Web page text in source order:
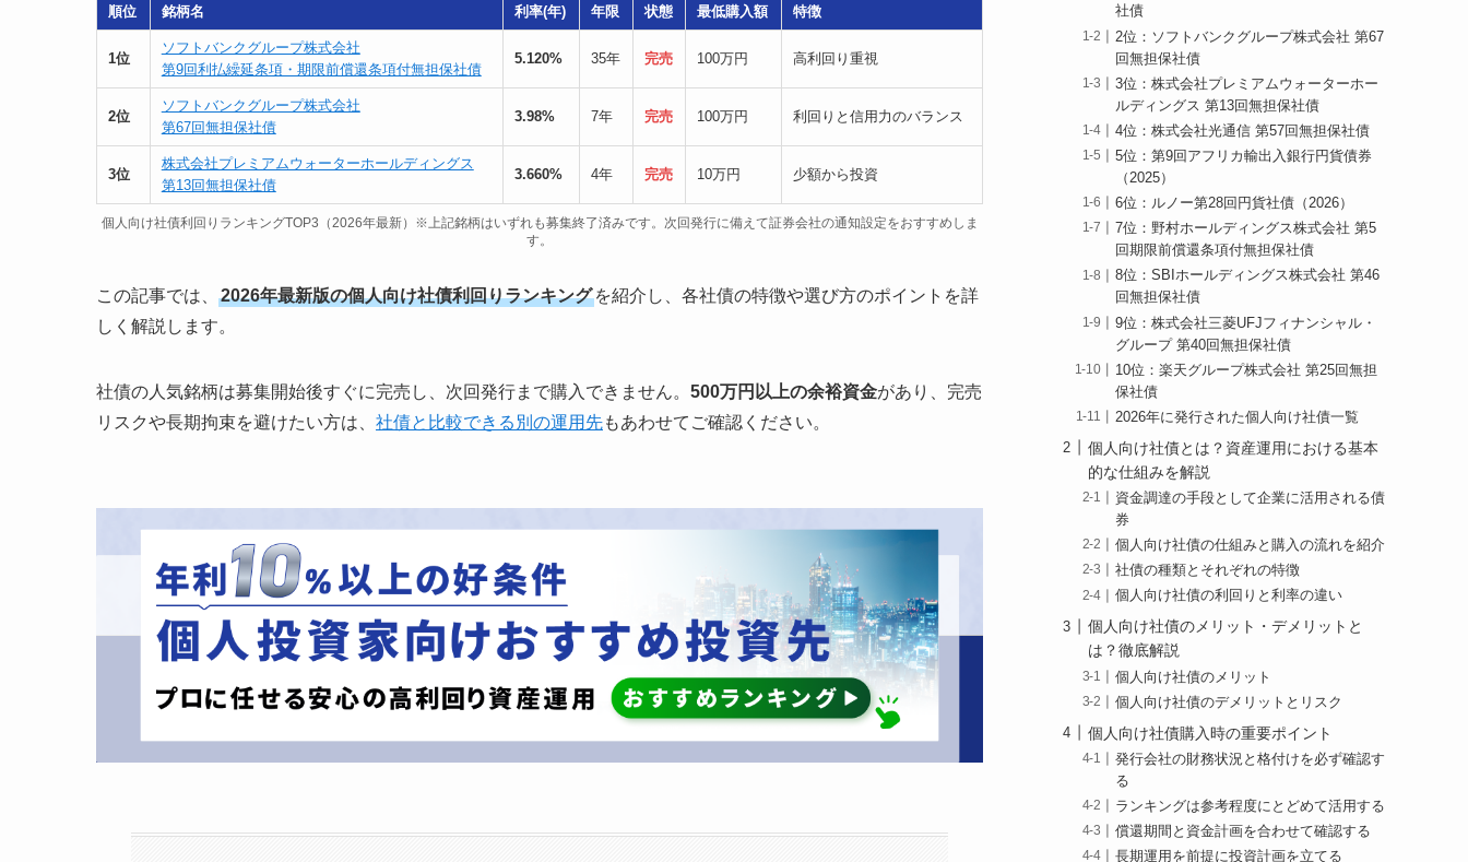
順位 銘柄名 利率(年) 年限 状態 最低購入額 特徴
1位
ソフトバンクグループ株式会社
第9回利払繰延条項・期限前償還条項付無担保社債
5.120% 35年 完売 100万円 高利回り重視
2位
ソフトバンクグループ株式会社
第67回無担保社債
3.98% 7年 完売 100万円 利回りと信用力のバランス
3位
株式会社プレミアムウォーターホールディングス
第13回無担保社債
3.660% 4年 完売 10万円 少額から投資
個人向け社債利回りランキングTOP3（2026年最新）※上記銘柄はいずれも募集終了済みです。次回発行に備えて証券会社の通知設定をおすすめしま
す。
この記事では、 2026年最新版の個人向け社債利回りランキング を紹介し、各社債の特徴や選び方のポイントを詳
しく解説します。
社債の人気銘柄は募集開始後すぐに完売し、次回発行まで購入できません。 500万円以上の余裕資金があり、完売
リスクや長期拘束を避けたい方は、 社債と比較できる別の運用先もあわせてご確認ください。
社債
2位：ソフトバンクグループ株式会社 第67
回無担保社債
3位：株式会社プレミアムウォーターホー
ルディングス 第13回無担保社債
4位：株式会社光通信 第57回無担保社債
5位：第9回アフリカ輸出入銀行円貨債券
（2025）
6位：ルノー第28回円貨社債（2026）
7位：野村ホールディングス株式会社 第5
回期限前償還条項付無担保社債
8位：SBIホールディングス株式会社 第46
回無担保社債
9位：株式会社三菱UFJフィナンシャル・
グループ 第40回無担保社債
10位：楽天グループ株式会社 第25回無担
保社債
2026年に発行された個人向け社債一覧
個人向け社債とは？資産運用における基本
的な仕組みを解説
資金調達の手段として企業に活用される債
券
個人向け社債の仕組みと購入の流れを紹介
社債の種類とそれぞれの特徴
個人向け社債の利回りと利率の違い
個人向け社債のメリット・デメリットと
は？徹底解説
個人向け社債のメリット
個人向け社債のデメリットとリスク
個人向け社債購入時の重要ポイント
発行会社の財務状況と格付けを必ず確認す
る
ランキングは参考程度にとどめて活用する
償還期間と資金計画を合わせて確認する
長期運用を前提に投資計画を立てる